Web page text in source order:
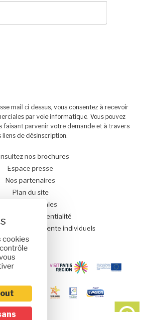
mail ci dessus, vous consentez à recevoir
par voie informatique. Vous pouvez
faisant parvenir votre demande et à travers
liens de désinscription.
nos brochures
Espace presse
Nos partenaires
Plan du site
Mentions légales
de confidentialité
générales de vente individuels
cookies